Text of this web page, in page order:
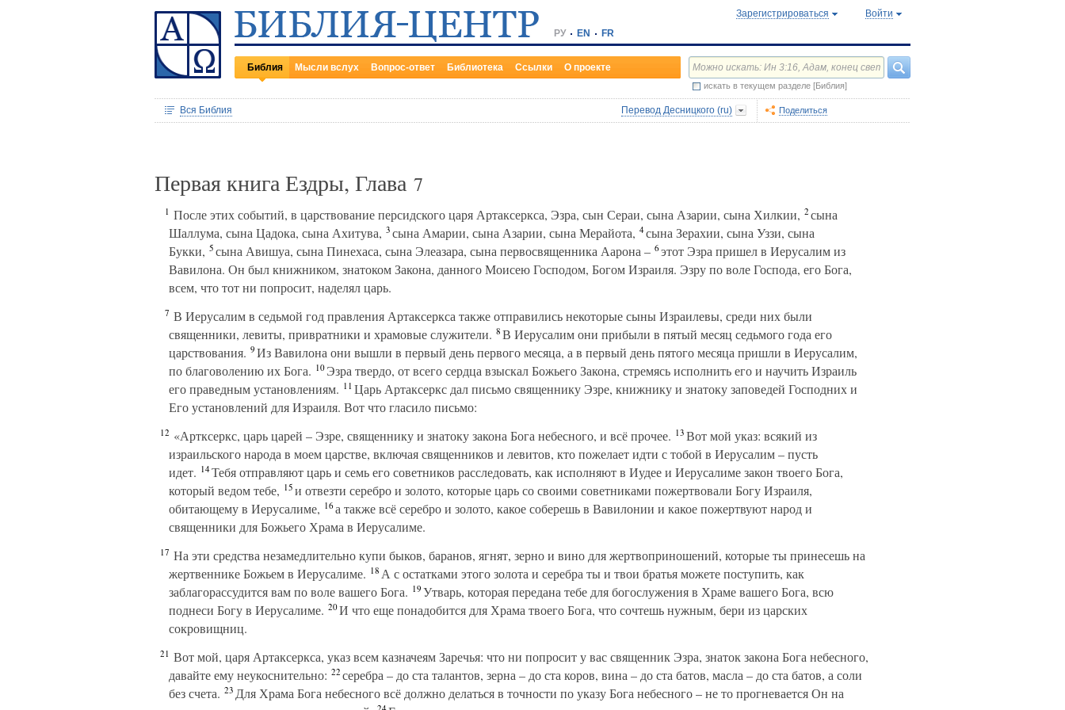
РУ EN FR
Зарегистрироваться Войти
Библия Мысли вслух Вопрос-ответ Библиотека Ссылки О проекте
искать в текущем разделе [Библия]
Вся Библия Перевод Десницкого (ru) Поделиться
Первая книга Ездры, Глава 7
1 После этих событий, в царствование персидского царя Артаксеркса, Эзра, сын Сераи, сына Азарии, сына Хилкии, 2сына
Шаллума, сына Цадока, сына Ахитува, 3сына Амарии, сына Азарии, сына Мерайота, 4сына Зерахии, сына Уззи, сына
Букки, 5сына Авишуа, сына Пинехаса, сына Элеазара, сына первосвященника Аарона – 6этот Эзра пришел в Иерусалим из
Вавилона. Он был книжником, знатоком Закона, данного Моисею Господом, Богом Израиля. Эзру по воле Господа, его Бога,
всем, что тот ни попросит, наделял царь.
7 В Иерусалим в седьмой год правления Артаксеркса также отправились некоторые сыны Израилевы, среди них были
священники, левиты, привратники и храмовые служители. 8В Иерусалим они прибыли в пятый месяц седьмого года его
царствования. 9Из Вавилона они вышли в первый день первого месяца, а в первый день пятого месяца пришли в Иерусалим,
по благоволению их Бога. 10Эзра твердо, от всего сердца взыскал Божьего Закона, стремясь исполнить его и научить Израиль
его праведным установлениям. 11Царь Артаксеркс дал письмо священнику Эзре, книжнику и знатоку заповедей Господних и
Его установлений для Израиля. Вот что гласило письмо:
12 «Артксеркс, царь царей – Эзре, священнику и знатоку закона Бога небесного, и всё прочее. 13Вот мой указ: всякий из
израильского народа в моем царстве, включая священников и левитов, кто пожелает идти с тобой в Иерусалим – пусть
идет. 14Тебя отправляют царь и семь его советников расследовать, как исполняют в Иудее и Иерусалиме закон твоего Бога,
который ведом тебе, 15и отвезти серебро и золото, которые царь со своими советниками пожертвовали Богу Израиля,
обитающему в Иерусалиме, 16а также всё серебро и золото, какое соберешь в Вавилонии и какое пожертвуют народ и
священники для Божьего Храма в Иерусалиме.
17 На эти средства незамедлительно купи быков, баранов, ягнят, зерно и вино для жертвоприношений, которые ты принесешь на
жертвеннике Божьем в Иерусалиме. 18А с остатками этого золота и серебра ты и твои братья можете поступить, как
заблагорассудится вам по воле вашего Бога. 19Утварь, которая передана тебе для богослужения в Храме вашего Бога, всю
поднеси Богу в Иерусалиме. 20И что еще понадобится для Храма твоего Бога, что сочтешь нужным, бери из царских
сокровищниц.
21 Вот мой, царя Артаксеркса, указ всем казначеям Заречья: что ни попросит у вас священник Эзра, знаток закона Бога небесного,
давайте ему неукоснительно: 22серебра – до ста талантов, зерна – до ста коров, вина – до ста батов, масла – до ста батов, а соли
без счета. 23Для Храма Бога небесного всё должно делаться в точности по указу Бога небесного – не то прогневается Он на